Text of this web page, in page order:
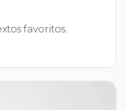
favoritos.